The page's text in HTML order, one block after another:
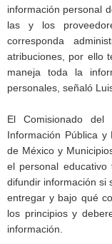
información personal
las y los
corresponda
atribuciones, por ello
maneja toda la
personales, señaló
El Comisionado del
Información Pública y
de México y
el personal
difundir información si
entregar y bajo qué
los principios y
información.